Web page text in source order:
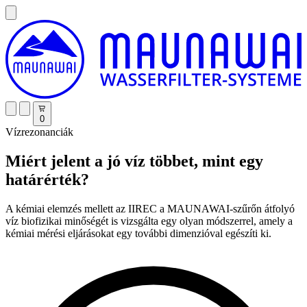
0
Vízrezonanciák
Miért jelent a jó víz többet, mint egy
határérték?
A kémiai elemzés mellett az IIREC a MAUNAWAI-szűrőn átfolyó
víz biofizikai minőségét is vizsgálta egy olyan módszerrel, amely a
kémiai mérési eljárásokat egy további dimenzióval egészíti ki.